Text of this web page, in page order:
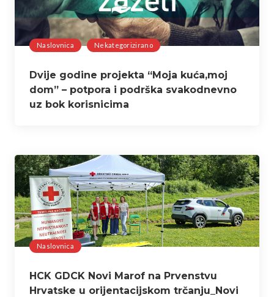
Naslovnica Nekategorizirano
Dvije godine projekta “Moja kuća,moj
dom” – potpora i podrška svakodnevno
uz bok korisnicima
Naslovnica
HCK GDCK Novi Marof na Prvenstvu
Hrvatske u orijentacijskom trčanju_Novi